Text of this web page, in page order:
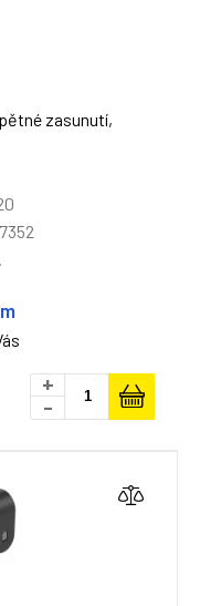
zasunutí,
+
-